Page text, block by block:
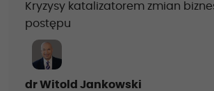
Kryzysy katalizatorem zmian
postępu
dr Witold Jankowski